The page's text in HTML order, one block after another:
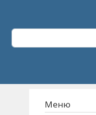
Поиск
Меню